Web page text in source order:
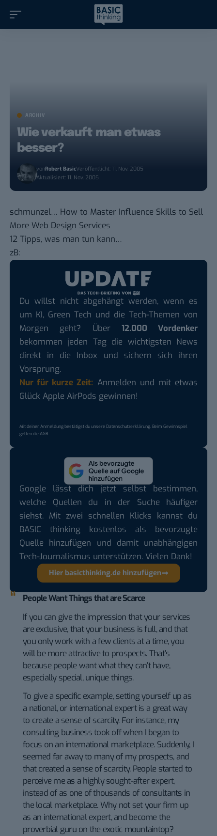
ARCHIV
Wie verkauft man etwas
besser?
vonRobert BasicVeröffentlicht: 11. Nov. 2005
Aktualisiert: 11. Nov. 2005
schmunzel… How to Master Influence Skills to Sell
More Web Design Services
12 Tipps, was man tun kann…
zB:
Du willst nicht abgehängt werden, wenn es
um KI, Green Tech und die Tech-Themen von
Morgen geht? Über 12.000 Vordenker
bekommen jeden Tag die wichtigsten News
direkt in die Inbox und sichern sich ihren
Vorsprung.
Nur für kurze Zeit: Anmelden und mit etwas
Glück Apple AirPods gewinnen!
Mit deiner Anmeldung bestätigst du unsereDatenschutzerklärung. Beim Gewinnspiel
gelten dieAGB.
Google lässt dich jetzt selbst bestimmen,
welche Quellen du in der Suche häufiger
siehst. Mit zwei schnellen Klicks kannst du
BASIC thinking kostenlos als bevorzugte
Quelle hinzufügen und damit unabhängigen
Tech-Journalismus unterstützen. Vielen Dank!
Hier basicthinking.de hinzufügen
People Want Things that are Scarce
If you can give the impression that your services
are exclusive, that your business is full, and that
you only work with a few clients at a time, you
will be more attractive to prospects. That’s
because people want what they can’t have,
especially special, unique things.
To give a specific example, setting yourself up as
a national, or international expert is a great way
to create a sense of scarcity. For instance, my
consulting business took off when I began to
focus on an international marketplace. Suddenly, I
seemed far away to many of my prospects, and
that created a sense of scarcity. People started to
perceive me as a highly sought-after expert,
instead of as one of thousands of consultants in
the local marketplace. Why not set your firm up
as an international expert, and become the
proverbial guru on the exotic mountaintop?